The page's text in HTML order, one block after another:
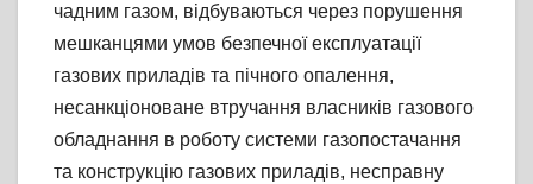
чадним газом, відбуваються через порушення
мешканцями умов безпечної експлуатації
газових приладів та пічного опалення,
несанкціоноване втручання власників газового
обладнання в роботу системи газопостачання
та конструкцію газових приладів, несправну